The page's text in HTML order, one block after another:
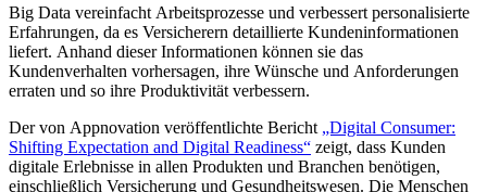
Big Data vereinfacht Arbeitsprozesse und verbessert personalisierte
Erfahrungen, da es Versicherern detaillierte Kundeninformationen
liefert. Anhand dieser Informationen können sie das
Kundenverhalten vorhersagen, ihre Wünsche und Anforderungen
erraten und so ihre Produktivität verbessern.
Der von Appnovation veröffentlichte Bericht „Digital Consumer:
Shifting Expectation and Digital Readiness“ zeigt, dass Kunden
digitale Erlebnisse in allen Produkten und Branchen benötigen,
einschließlich Versicherung und Gesundheitswesen. Die Menschen